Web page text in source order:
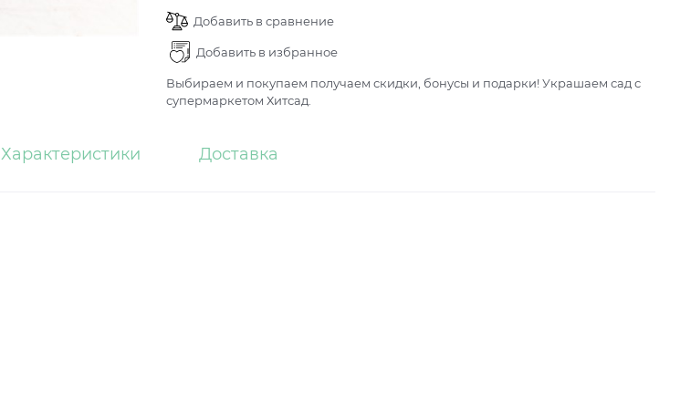
Добавить в сравнение
Добавить в избранное
Выбираем и покупаем получаем скидки, бонусы и подарки! Украшаем сад с
супермаркетом Хитсад.
Характеристики Доставка